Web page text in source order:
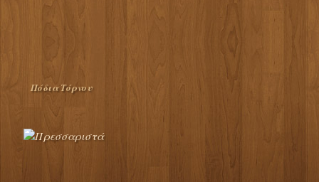
Πόδια Τόρνου